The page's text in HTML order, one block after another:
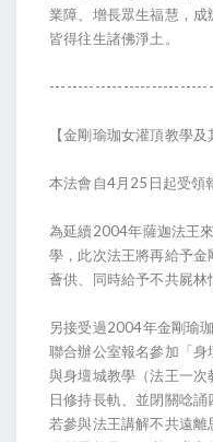
業障、增長眾生福慧，成
皆得往生諸佛淨土。
【金剛瑜珈女灌頂教學
本法會自4月25日起受領
為延續2004年薩迦法王
學，此次法王將再給予
薈供、同時給予不共屍林
另接受過2004年金剛瑜
聯合辦公室報名參加「
與身壇城教學（法王一
日修持長軌、並閉關唸誦
若參與法王講解不共遠